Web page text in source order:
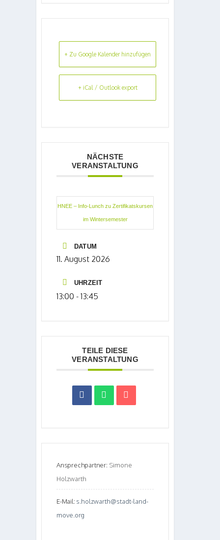
+ Zu Google Kalender hinzufügen
+ iCal / Outlook export
NÄCHSTE
VERANSTALTUNG
HNEE – Info-Lunch zu Zertifikatskursen
im Wintersemester
DATUM
11. August 2026
UHRZEIT
13:00 - 13:45
TEILE DIESE
VERANSTALTUNG
Ansprechpartner: Simone
Holzwarth
E-Mail: s.holzwarth@stadt-land-
move.org